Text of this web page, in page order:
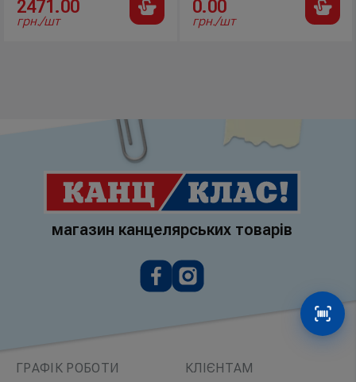
2471.00
грн./шт
0.00
грн./шт
магазин канцелярських товарів
ГРАФІК РОБОТИ
КЛІЄНТАМ